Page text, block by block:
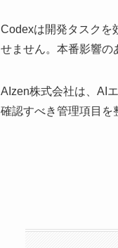
Codexは開発タスクを
せません。本番影響の
AIzen株式会社は、AI
確認すべき管理項目を